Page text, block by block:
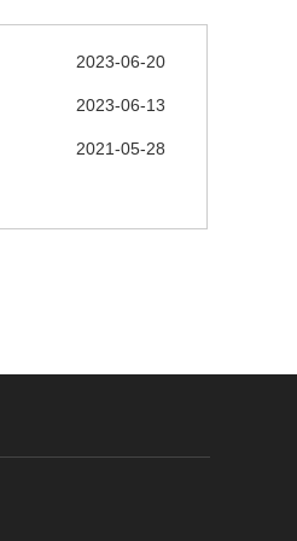
2023-06-20
2023-06-13
2021-05-28